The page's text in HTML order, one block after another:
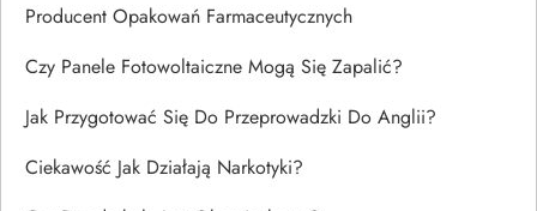
Producent Opakowań Farmaceutycznych
Czy Panele Fotowoltaiczne Mogą Się Zapalić?
Jak Przygotować Się Do Przeprowadzki Do Anglii?
Ciekawość Jak Działają Narkotyki?